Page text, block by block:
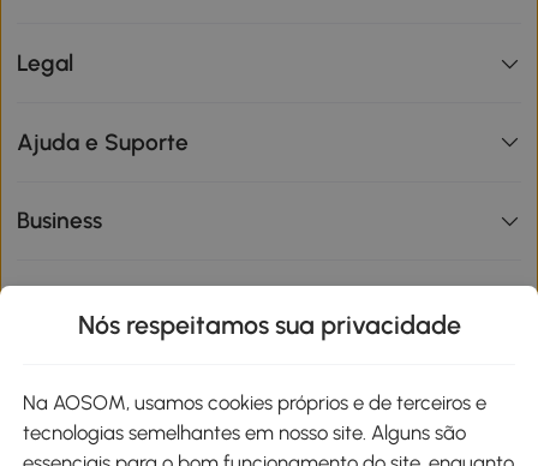
Legal
Ajuda e Suporte
Business
Métodos de pagamento
Nós respeitamos sua privacidade
Na AOSOM, usamos cookies próprios e de terceiros e
tecnologias semelhantes em nosso site. Alguns são